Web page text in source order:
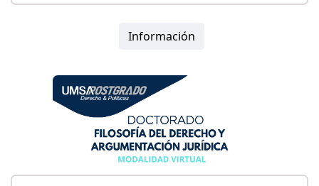
Información